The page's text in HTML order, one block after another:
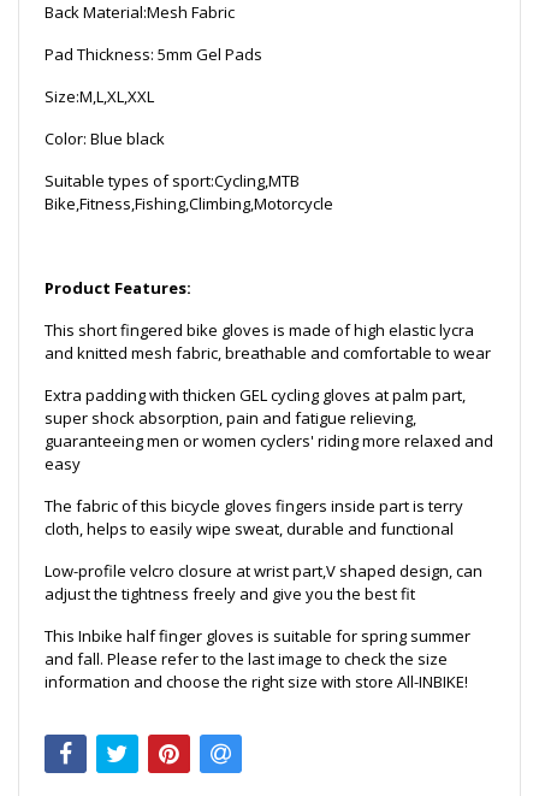
Back Material:Mesh Fabric
Pad Thickness: 5mm Gel Pads
Size:M,L,XL,XXL
Color: Blue black
Suitable types of sport:Cycling,MTB
Bike,Fitness,Fishing,Climbing,Motorcycle
Product Features:
This short fingered bike gloves is made of high elastic lycra
and knitted mesh fabric, breathable and comfortable to wear
Extra padding with thicken GEL cycling gloves at palm part,
super shock absorption, pain and fatigue relieving,
guaranteeing men or women cyclers' riding more relaxed and
easy
The fabric of this bicycle gloves fingers inside part is terry
cloth, helps to easily wipe sweat, durable and functional
Low-profile velcro closure at wrist part,V shaped design, can
adjust the tightness freely and give you the best fit
This Inbike half finger gloves is suitable for spring summer
and fall. Please refer to the last image to check the size
information and choose the right size with store All-INBIKE!